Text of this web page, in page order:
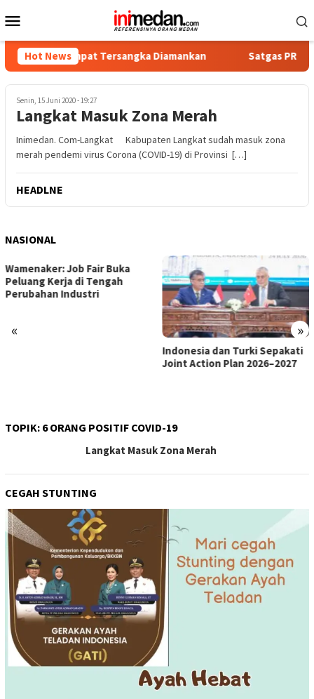
ke
Mobile
Hot News
Empat Tersangka Diamankan Satgas PRR Pacu
Senin, 15 Juni 2020 - 19:27
Langkat Masuk Zona Merah
Inimedan. Com-Langkat Kabupaten Langkat sudah masuk zona
merah pendemi virus Corona (COVID-19) di Provinsi […]
HEADLNE
NASIONAL
« »
Satgas PRR Pacu Realisasi
Tambahan TKD Aceh Rp1,65
TOPIK: 6 ORANG POSITIF COVID-19
Langkat Masuk Zona Merah
CEGAH STUNTING